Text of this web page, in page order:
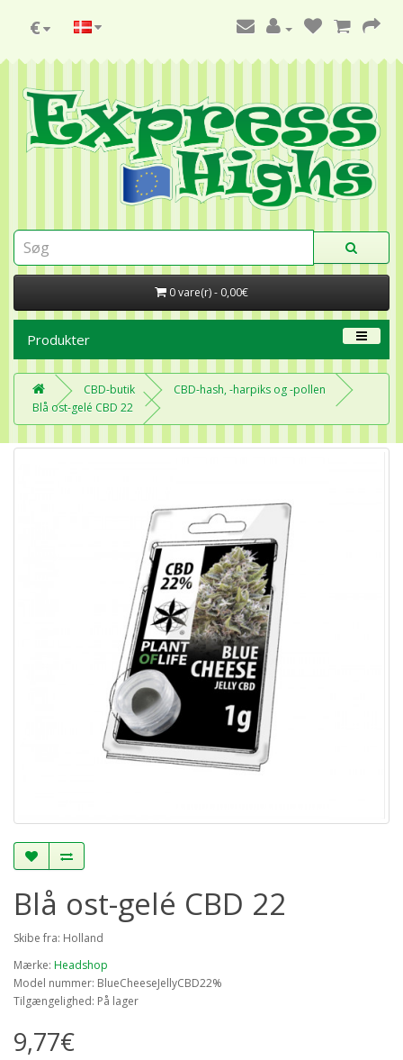
€
0 vare(r) - 0,00€
Produkter
CBD-butik
CBD-hash, -harpiks og -pollen
Blå ost-gelé CBD 22
Blå ost-gelé CBD 22
Skibe fra: Holland
Mærke: Headshop
Model nummer: BlueCheeseJellyCBD22%
Tilgængelighed: På lager
9,77€